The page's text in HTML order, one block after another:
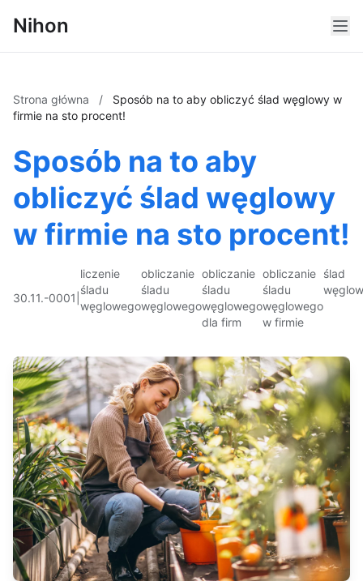
Nihon
Strona główna /
Sposób na to aby obliczyć ślad węglowy w
firmie na sto procent!
Sposób na to aby
obliczyć ślad węglowy
w firmie na sto procent!
30.11.-0001
liczenie
śladu
węglowego
obliczanie
śladu
węglowego
obliczanie
śladu
węglowego
dla firm
obliczanie
śladu
węglowego
w firmie
ślad